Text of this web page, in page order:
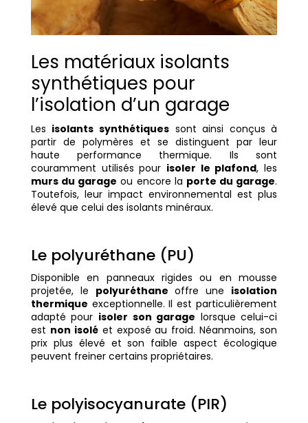
Les matériaux isolants
synthétiques pour
l’isolation d’un garage
Les isolants synthétiquessont ainsi conçus à
partir de polymères et se distinguent par leur
haute performance thermique. Ils sont
couramment utilisés pour isoler le plafond, les
murs du garage ou encore la porte du garage.
Toutefois, leur impact environnemental est plus
élevé que celui des isolants minéraux.
Le polyuréthane (PU)
Disponible en panneaux rigides ou en mousse
projetée, le polyuréthane offre une isolation
thermique exceptionnelle. Il est particulièrement
adapté pour isoler son garage lorsque celui-ci
est non isoléet exposé au froid. Néanmoins, son
prix plus élevé et son faible aspect écologique
peuvent freiner certains propriétaires.
Le polyisocyanurate (PIR)